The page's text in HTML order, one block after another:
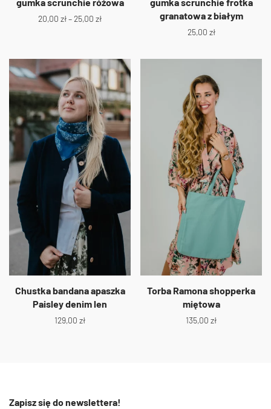
20,00 zł– 25,00 zł
granatowa z białym
25,00 zł
Chustka bandana apaszka
Paisley denim len
129,00 zł
Torba Ramona shopperka
miętowa
135,00 zł
Zapisz się do newslettera!